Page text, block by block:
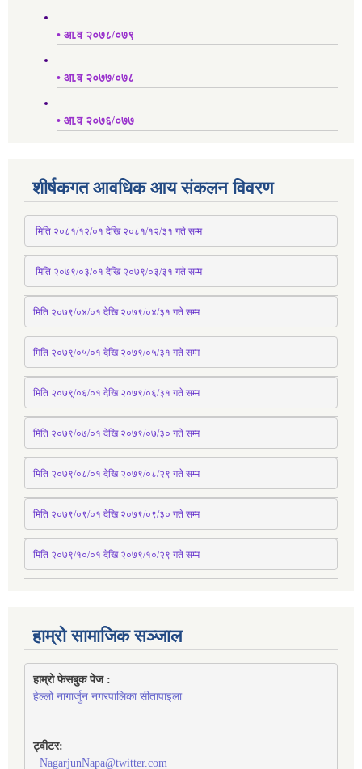
• आ.व २०७८/०७९
• आ.व २०७७/०७८
• आ.व २०७६/०७७
शीर्षकगत आवधिक आय संकलन विवरण
मिति २०८१/१२/०१ देखि २०८१/१२/३१ गते सम्म
मिति २०७९/०३/०१ देखि २०७९/०३/३१ गते सम्म
मिति २०७९/०४/०१ देखि २०७९/०४/३१ गते सम्म
मिति २०७९्/०५/०१ देखि २०७९/०५/३१ गते सम्म
मिति २०७९्/०६/०१ देखि २०७९/०६/३१ गते सम्म
मिति २०७९/०७/०१ देखि २०७९/०७/३० गते सम्म
मिति २०७९/०८/०१ देखि २०७९/०८/२९ गते सम्म
मिति २०७९/०९/०१ देखि २०७९/०९/३० गते सम्म
मिति २०७९/१०/०१ देखि २०७९/१०/२९ गते सम्म
हाम्रो सामाजिक सञ्जाल
हाम्रो फेसबुक पेज :
हेल्लो नागार्जुन नगरपालिका सीतापाइला
ट्वीटर:
NagarjunNapa@twitter.com